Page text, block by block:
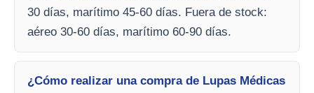
30 días, marítimo 45-60 días. Fuera de stock:
aéreo 30-60 días, marítimo 60-90 días.
¿Cómo realizar una compra de Lupas Médicas